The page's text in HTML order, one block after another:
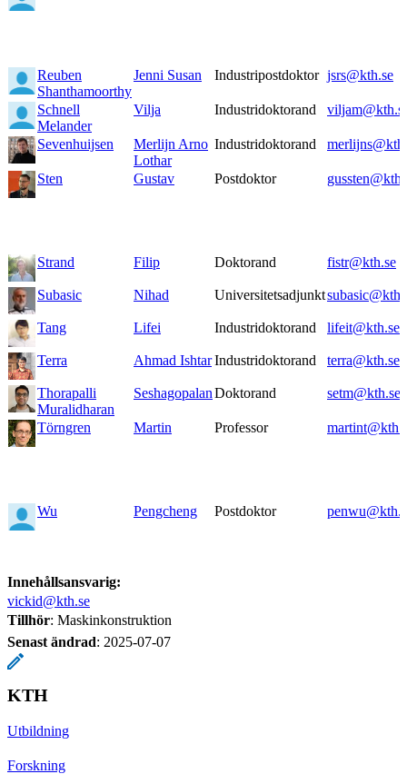
Reuben
Shanthamoorthy
Jenni Susan Industripostdoktor jsrs@kth.se
Schnell
Melander
Vilja Industridoktorand
Sevenhuijsen
Merlijn Arno
Lothar
Industridoktorand
Sten Gustav Postdoktor
Strand Filip Doktorand fistr@kth.se
Subasic Nihad Universitetsadjunkt
Tang Lifei Industridoktorand lifeit@kth.se
Terra Ahmad IshtarIndustridoktorand terra@kth.se
Thorapalli
Muralidharan
SeshagopalanDoktorand setm@kth.se
Törngren Martin Professor
Wu Pengcheng Postdoktor
Innehållsansvarig:
vickid@kth.se
Tillhör: Maskinkonstruktion
Senast ändrad: 2025-07-07
KTH
Utbildning
Forskning